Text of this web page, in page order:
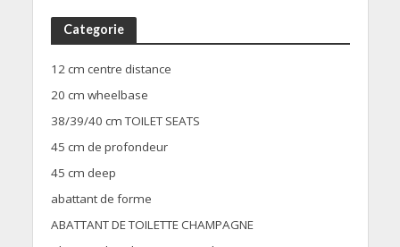
Categorie
12 cm centre distance
20 cm wheelbase
38/39/40 cm TOILET SEATS
45 cm de profondeur
45 cm deep
abattant de forme
ABATTANT DE TOILETTE CHAMPAGNE